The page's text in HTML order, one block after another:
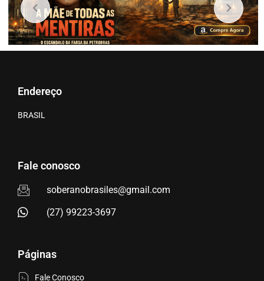
Endereço
BRASIL
Fale conosco
soberanobrasiles@gmail.com
(27) 99223-3697
Páginas
Fale Conosco